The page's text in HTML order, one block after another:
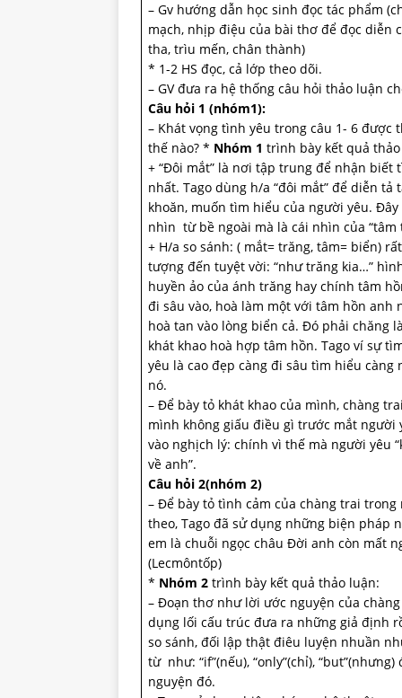
– Gv hướng dẫn học sinh đọc tác phẩm
mạch, nhịp điệu của bài thơ để đọc diễn
tha, trìu mến, chân thành)
* 1-2 HS đọc, cả lớp theo dõi.
– GV đưa ra hệ thống câu hỏi thảo luận
Câu hỏi 1 (nhóm1):
– Khát vọng tình yêu trong câu 1- 6 được
thế nào? * Nhóm 1 trình bày kết quả
+ “Đôi mắt” là nơi tập trung để nhận biết
nhất. Tago dùng h/a “đôi mắt” để diễn tả
khoăn, muốn tìm hiểu của người yêu.
nhìn từ bề ngoài mà là cái nhìn của “tâm
+ H/a so sánh: ( mắt= trăng, tâm= biển)
tượng đến tuyệt vời: “như trăng kia…”
huyền ảo của ánh trăng hay chính tâm
đi sâu vào, hoà làm một với tâm hồn anh
hoà tan vào lòng biển cả. Đó phải chăng
khát khao hoà hợp tâm hồn. Tago ví sự
yêu là cao đẹp càng đi sâu tìm hiểu càng
nó.
– Để bày tỏ khát khao của mình, chàng
mình không giấu điều gì trước mắt người
vào nghịch lý: chính vì thế mà người yêu
về anh”.
Câu hỏi 2(nhóm 2)
– Để bày tỏ tình cảm của chàng trai
theo, Tago đã sử dụng những biện pháp
em là chuỗi ngọc châu Đời anh còn mất
(Lecmôntốp)
* Nhóm 2 trình bày kết quả thảo luận:
– Đoạn thơ như lời ước nguyện của
dụng lối cấu trúc đưa ra những giả định
so sánh, đối lập thật điêu luyện nhuần
từ như: “if”(nếu), “only”(chỉ),
nguyện đó.